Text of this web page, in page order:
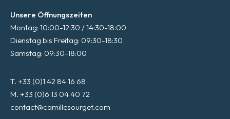
Unsere Öffnungszeiten
Montag: 10:00-12:30 / 14:30-18:00
Dienstag bis Freitag: 09:30-18:30
Samstag: 09:30-18:00
T. +33 (0)1 42 84 16 68
M. +33 (0)6 13 04 40 72
contact@camillesourget.com